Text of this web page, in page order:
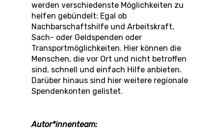
werden verschiedenste Möglichkeiten zu
helfen gebündelt: Egal ob
Nachbarschaftshilfe und Arbeitskraft,
Sach- oder Geldspenden oder
Transportmöglichkeiten. Hier können die
Menschen, die vor Ort und nicht betroffen
sind, schnell und einfach Hilfe anbieten.
Darüber hinaus sind hier weitere regionale
Spendenkonten gelistet.
Autor*innenteam: